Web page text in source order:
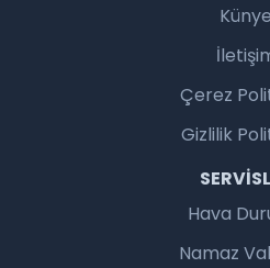
Künye
Çerez
Gizlilik
Hava
Namaz